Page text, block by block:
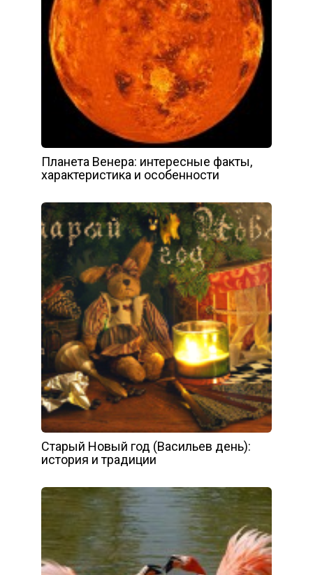
Планета Венера: интересные факты,
характеристика и особенности
Старый Новый год (Васильев день):
история и традиции